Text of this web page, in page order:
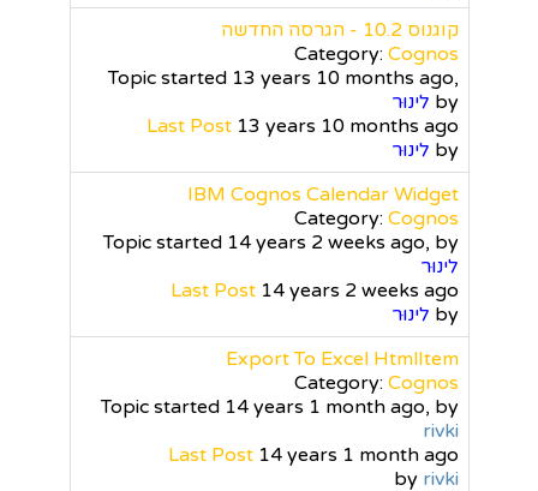
קוגנוס 10.2 - הגרסה החדשה
Category: Cognos
Topic started 13 years 10 months ago,
by לינוּר
Last Post 13 years 10 months ago
by לינוּר
IBM Cognos Calendar Widget
Category: Cognos
Topic started 14 years 2 weeks ago, by
לינוּר
Last Post 14 years 2 weeks ago
by לינוּר
Export To Excel HtmlItem
Category: Cognos
Topic started 14 years 1 month ago, by
rivki
Last Post 14 years 1 month ago
by rivki